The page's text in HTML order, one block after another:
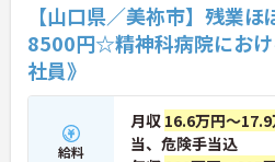
【山口県／美祢市】残業
8500円☆精神科病院にお
社員》
給料
月収 16.6万円～17.9
当、危険手当込